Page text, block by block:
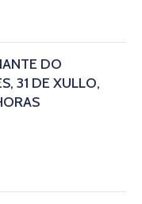
DO
31 DE XULLO,